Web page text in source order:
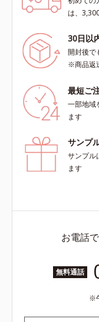
は、
30日以
開封後で
※商品返
最短ご
一部地域
ます
サンプ
サンプル
ます
お電話
無料通話